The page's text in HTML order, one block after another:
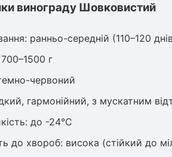
винограду Шовковистий
ранньо-середній (110–120
г
червоний
гармонійний, з мускатним
до -24°C
до хвороб: висока (стійкий до